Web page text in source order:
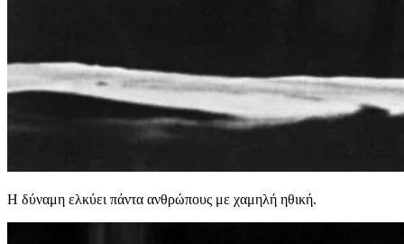
Η δύναμη ελκύει πάντα ανθρώπους με χαμηλή ηθική.